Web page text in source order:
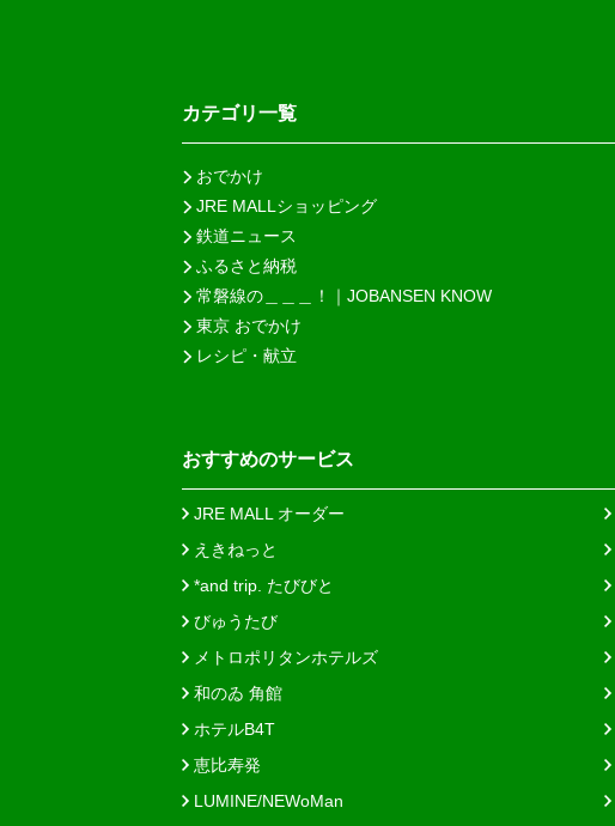
カテゴリ一覧
おでかけ
JRE MALLショッピング
鉄道ニュース
ふるさと納税
常磐線の＿＿＿！｜JOBANSEN KNOW
東京 おでかけ
レシピ・献立
おすすめのサービス
JRE MALL オーダー
えきねっと
*and trip. たびびと
びゅうたび
メトロポリタンホテルズ
和のゐ 角館
ホテルB4T
恵比寿発
LUMINE/NEWoMan